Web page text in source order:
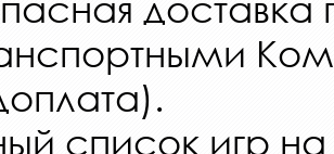
список игр на